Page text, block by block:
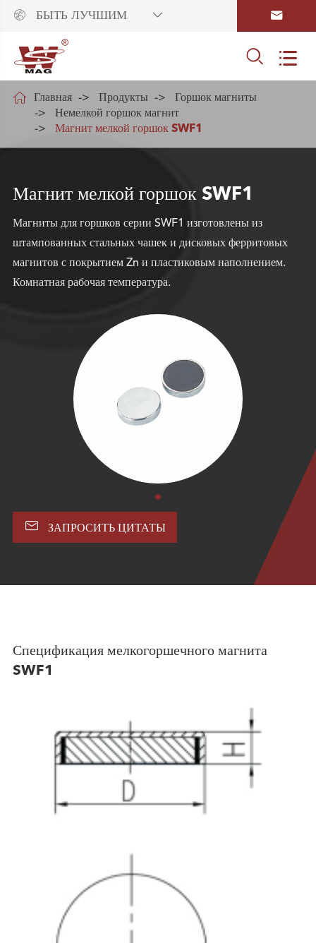
 БЫТЬ ЛУЧШИМ  
 
 Главная Продукты
Горшок магниты
Немелкой горшок магнит
Магнит мелкой горшок SWF1
Магнит мелкой горшок SWF1
Магниты для горшков серии SWF1 изготовлены из
штампованных стальных чашек и дисковых ферритовых
магнитов с покрытием Zn и пластиковым наполнением.
Комнатная рабочая температура.
 ЗАПРОСИТЬ ЦИТАТЫ
Спецификация мелкогоршечного магнита
SWF1